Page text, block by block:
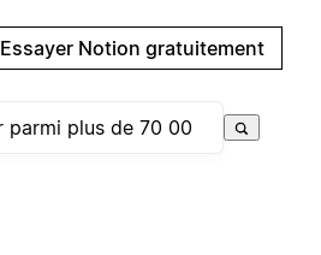
Essayer Notion gratuitement